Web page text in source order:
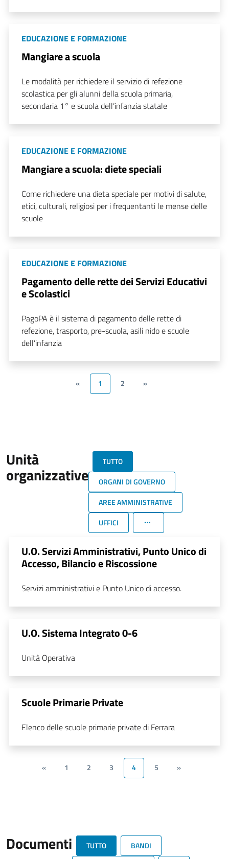
EDUCAZIONE E FORMAZIONE
Mangiare a scuola
Le modalità per richiedere il servizio di refezione
scolastica per gli alunni della scuola primaria,
secondaria 1° e scuola dell’infanzia statale
EDUCAZIONE E FORMAZIONE
Mangiare a scuola: diete speciali
Come richiedere una dieta speciale per motivi di salute,
etici, culturali, religiosi per i frequentanti le mense delle
scuole
EDUCAZIONE E FORMAZIONE
Pagamento delle rette dei Servizi Educativi
e Scolastici
PagoPA è il sistema di pagamento delle rette di
refezione, trasporto, pre-scuola, asili nido e scuole
dell’infanzia
« 1 2 »
Unità
organizzative
TUTTO
ORGANI DI GOVERNO
AREE AMMINISTRATIVE
UFFICI
U.O. Servizi Amministrativi, Punto Unico di
Accesso, Bilancio e Riscossione
Servizi amministrativi e Punto Unico di accesso.
U.O. Sistema Integrato 0-6
Unità Operativa
Scuole Primarie Private
Elenco delle scuole primarie private di Ferrara
« 1 2 3 4 5 »
Documenti TUTTO BANDI